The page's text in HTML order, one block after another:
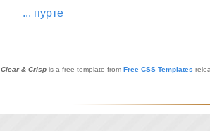
... пурте
Clear & Crisp is a free template from Free CSS Templates